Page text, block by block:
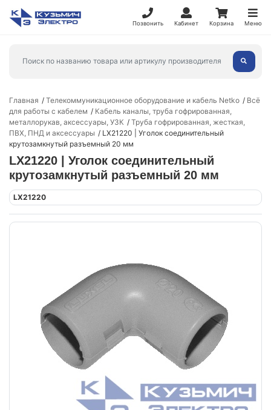
Позвонить Кабинет Корзина Меню
Главная Телекоммуникационное оборудование и кабель Netko
Всё
для работы с кабелем
Кабель каналы, труба гофрированная,
металлорукав, аксессуары, УЗК
Труба гофрированная, жесткая,
ПВХ, ПНД и аксессуары
LX21220 | Уголок соединительный
крутозамкнутый разъемный 20 мм
LX21220 | Уголок соединительный
крутозамкнутый разъемный 20 мм
LX21220